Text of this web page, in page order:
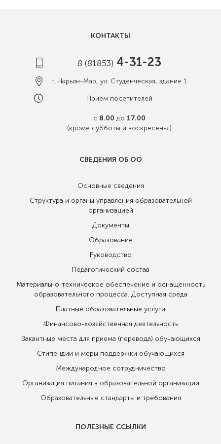
КОНТАКТЫ
8 (81853) 4-31-23
г. Нарьян-Мар, ул. Студенческая, здание 1
Прием посетителей
с 8.00 до 17.00
(кроме субботы и воскресенья)
СВЕДЕНИЯ ОБ ОО
Основные сведения
Структура и органы управления образовательной
организацией
Документы
Образование
Руководство
Педагогический состав
Материально-техническое обеспечение и оснащенность
образовательного процесса. Доступная среда
Платные образовательные услуги
Финансово-хозяйственная деятельность
Вакантные места для приема (перевода) обучающихся
Стипендии и меры поддержки обучающихся
Международное сотрудничество
Организация питания в образовательной организации
Образовательные стандарты и требования
ПОЛЕЗНЫЕ ССЫЛКИ